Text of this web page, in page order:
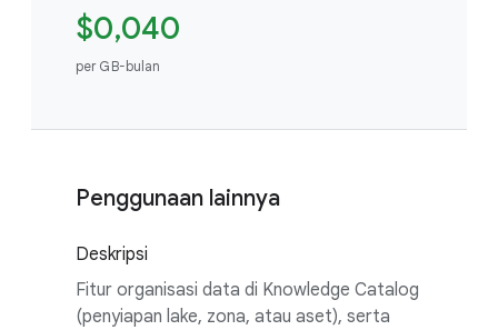
$0,040
per GB-bulan
Penggunaan lainnya
Deskripsi
Fitur organisasi data di Knowledge Catalog
(penyiapan lake, zona, atau aset), serta